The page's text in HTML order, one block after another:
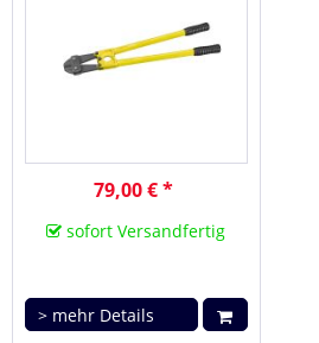
79,00 € *
sofort Versandfertig
> mehr Details